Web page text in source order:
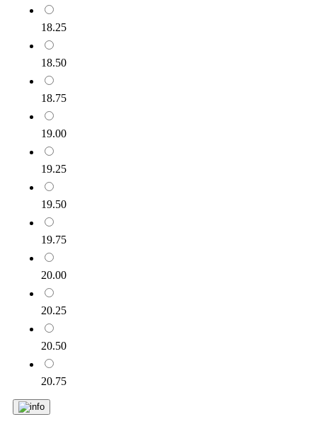
18.25
18.50
18.75
19.00
19.25
19.50
19.75
20.00
20.25
20.50
20.75